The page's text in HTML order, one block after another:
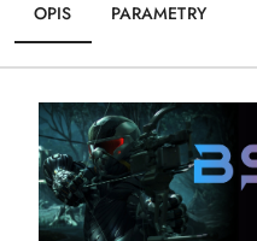
OPIS PARAMETRY